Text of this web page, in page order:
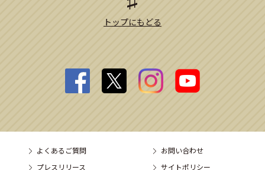
トップにもどる
よくあるご質問
お問い合わせ
プレスリリース
サイトポリシー